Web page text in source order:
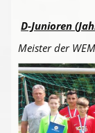
D-Junioren
Meister der